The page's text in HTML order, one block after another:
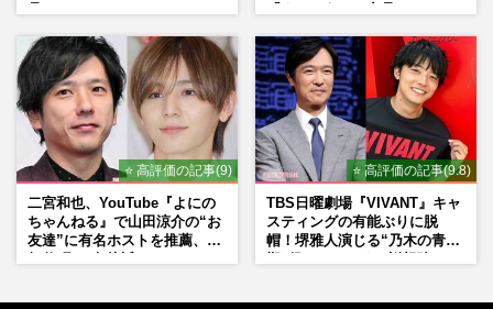
⭐ 高評価の記事(9)
二宮和也、YouTube『よにの
ちゃんねる』で山田涼介の“お
友達”に有名ホストを推薦、歌
⭐ 高評価の記事(9.8)
TBS日曜劇場『VIVANT』キャ
スティングの有能ぶりに脱
帽！堺雅人演じる“乃木の青年